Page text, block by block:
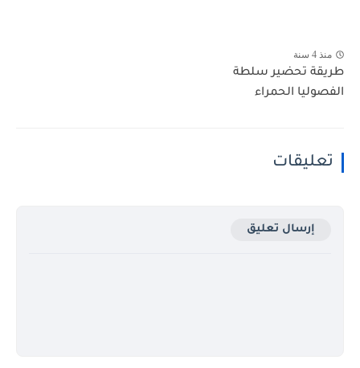
منذ 4 سنة
طريقة تحضير سلطة
الفصوليا الحمراء
تعليقات
إرسال تعليق